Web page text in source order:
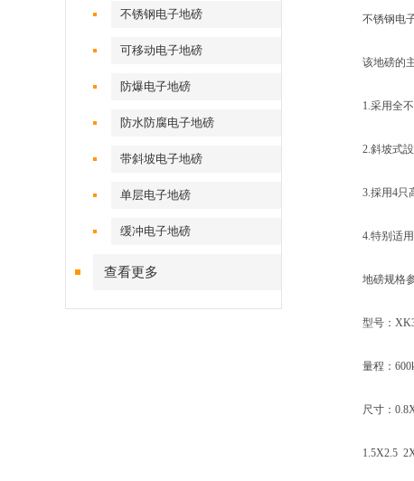
不锈钢电子地磅
可移动电子地磅
防爆电子地磅
防水防腐电子地磅
带斜坡电子地磅
单层电子地磅
缓冲电子地磅
查看更多
不锈钢电
该地磅的主
1.采用全不
2.斜坡式設
3.採用4只高
4.特别适用
地磅规格
型号：
量程：600kg
尺寸：
1.5X2.5